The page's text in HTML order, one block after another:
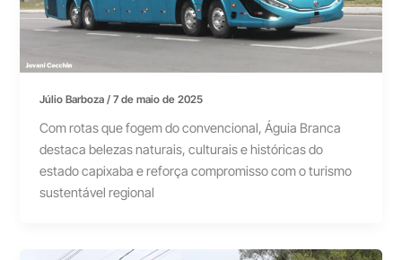
Júlio Barboza/7 de maio de 2025
Com rotas que fogem do convencional, Águia Branca
destaca belezas naturais, culturais e históricas do
estado capixaba e reforça compromisso com o turismo
sustentável regional